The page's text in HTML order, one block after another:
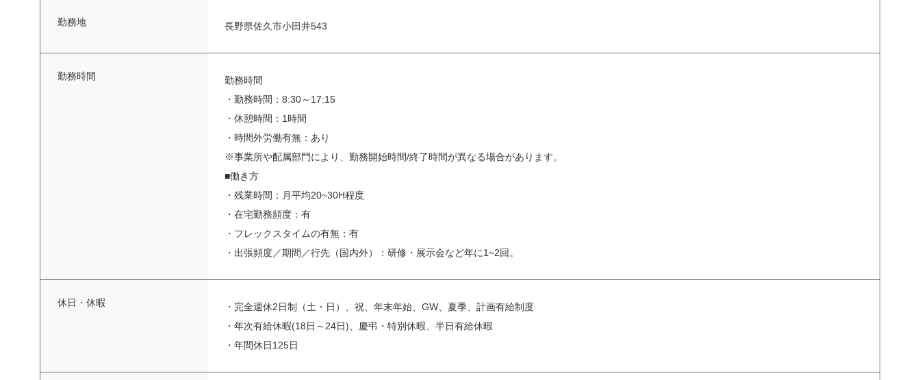
勤務地 長野県佐久市小田井543
勤務時間
勤務時間
・勤務時間：8:30～17:15
・休憩時間：1時間
・時間外労働有無：あり
※事業所や配属部門により、勤務開始時間/終了時間が異なる場合があります。
■働き方
・残業時間：月平均20~30H程度
・在宅勤務頻度：有
・フレックスタイムの有無：有
・出張頻度／期間／行先（国内外）：研修・展示会など年に1~2回。
休日・休暇
・完全週休2日制（土・日）、祝、年末年始、GW、夏季、計画有給制度
・年次有給休暇(18日～24日)、慶弔・特別休暇、半日有給休暇
・年間休日125日